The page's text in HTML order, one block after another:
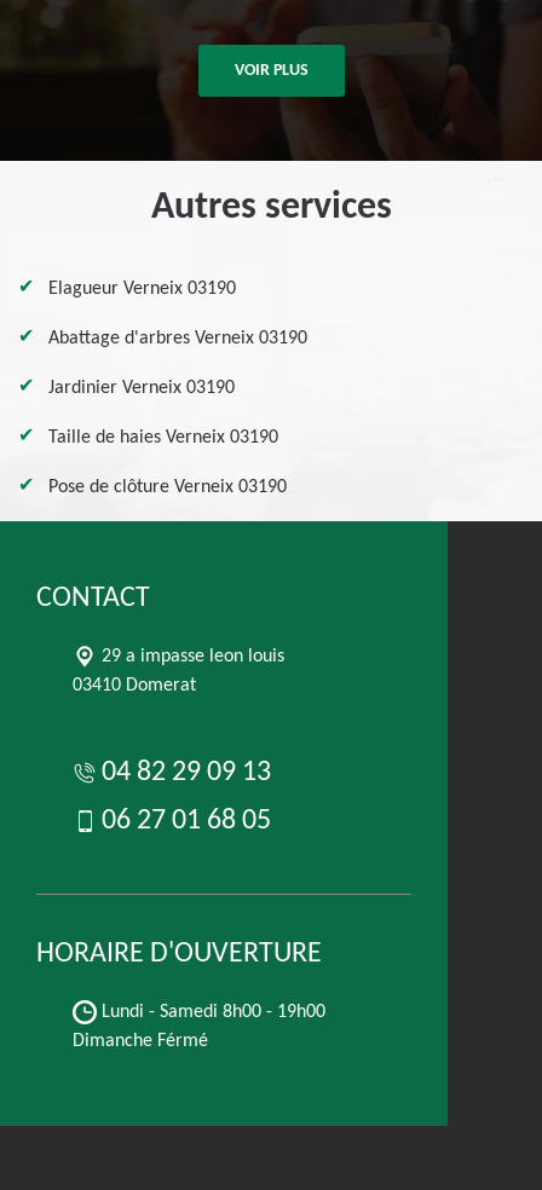
VOIR PLUS
Autres services
Elagueur Verneix 03190
Abattage d'arbres Verneix 03190
Jardinier Verneix 03190
Taille de haies Verneix 03190
Pose de clôture Verneix 03190
CONTACT
29 a impasse leon louis
03410 Domerat
04 82 29 09 13
06 27 01 68 05
HORAIRE D'OUVERTURE
Lundi - Samedi 8h00 - 19h00
Dimanche Férmé